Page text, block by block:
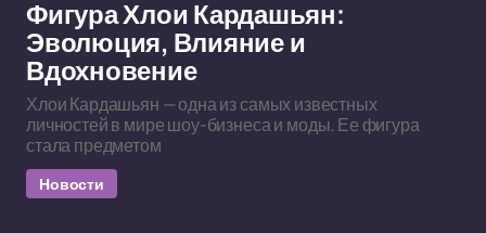
Фигура Хлои Кардашьян:
Эволюция, Влияние и
Вдохновение
Хлои Кардашьян — одна из самых известных
личностей в мире шоу-бизнеса и моды. Ее фигура
стала предметом
Новости